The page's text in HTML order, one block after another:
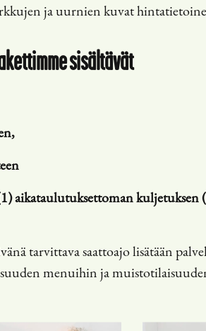
ja uurnien kuvat
sisältävät
aikataulutuksettoman
tarvittava saattoajo lisätään
menuihin ja